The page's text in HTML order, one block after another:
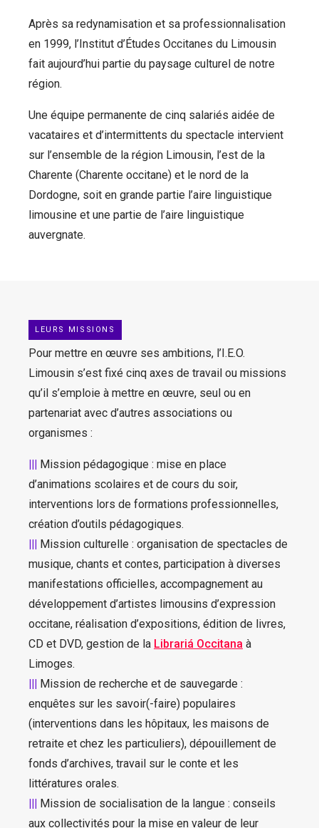
Après sa redynamisation et sa professionnalisation
en 1999, l’Institut d’Études Occitanes du Limousin
fait aujourd’hui partie du paysage culturel de notre
région.
Une équipe permanente de cinq salariés aidée de
vacataires et d’intermittents du spectacle intervient
sur l’ensemble de la région Limousin, l’est de la
Charente (Charente occitane) et le nord de la
Dordogne, soit en grande partie l’aire linguistique
limousine et une partie de l’aire linguistique
auvergnate.
LEURS MISSIONS
Pour mettre en œuvre ses ambitions, l’I.E.O.
Limousin s’est fixé cinq axes de travail ou missions
qu’il s’emploie à mettre en œuvre, seul ou en
partenariat avec d’autres associations ou
organismes :
||| Mission pédagogique : mise en place
d’animations scolaires et de cours du soir,
interventions lors de formations professionnelles,
création d’outils pédagogiques.
||| Mission culturelle : organisation de spectacles de
musique, chants et contes, participation à diverses
manifestations officielles, accompagnement au
développement d’artistes limousins d’expression
occitane, réalisation d’expositions, édition de livres,
CD et DVD, gestion de la Librariá Occitana à
Limoges.
||| Mission de recherche et de sauvegarde :
enquêtes sur les savoir(-faire) populaires
(interventions dans les hôpitaux, les maisons de
retraite et chez les particuliers), dépouillement de
fonds d’archives, travail sur le conte et les
littératures orales.
||| Mission de socialisation de la langue : conseils
aux collectivités pour la mise en valeur de leur